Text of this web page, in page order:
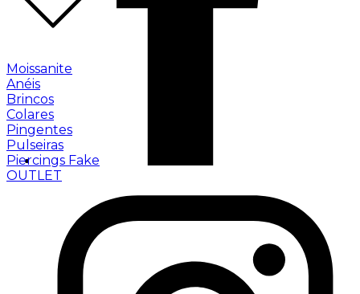
Moissanite
Anéis
Brincos
Colares
Pingentes
Pulseiras
Piercings Fake
OUTLET